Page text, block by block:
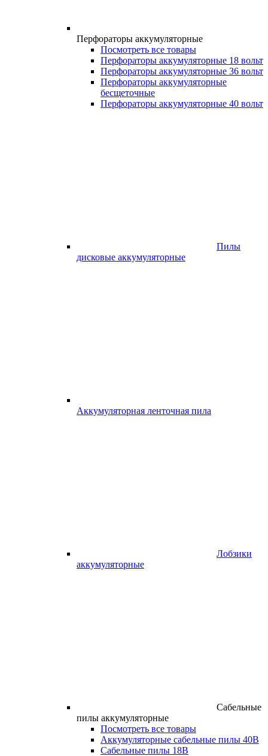
Перфораторы аккумуляторные
Посмотреть все товары
Перфораторы аккумуляторные 18 вольт
Перфораторы аккумуляторные 36 вольт
Перфораторы аккумуляторные
бесщеточные
Перфораторы аккумуляторные 40 вольт
Пилы
дисковые аккумуляторные
Аккумуляторная ленточная пила
Лобзики
аккумуляторные
Сабельные
пилы аккумуляторные
Посмотреть все товары
Аккумуляторные сабельные пилы 40В
Сабельные пилы 18В